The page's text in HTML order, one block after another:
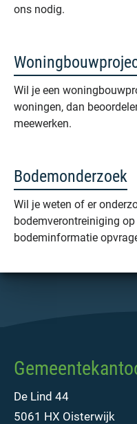
ons nodig.
Wil je een
woningen, dan
meewerken.
Bodemonderzoek
Wil je weten of er
bodemverontreiniging
bodeminformatie
De Lind 44
5061 HX Oisterwijk